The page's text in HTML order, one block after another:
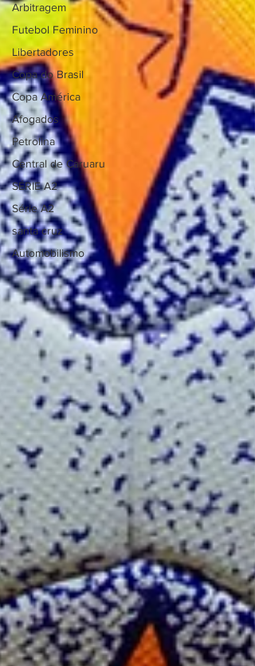
Arbitragem
Futebol Feminino
Libertadores
Copa do Brasil
Copa América
Afogados
Petrolina
Central de Caruaru
SÉRIE A2
Série A2
santa cruz
Automobilismo